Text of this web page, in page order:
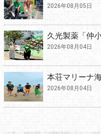
2026年08月05日
久光製薬「仲
2026年08月04日
本荘マリーナ
2026年08月04日